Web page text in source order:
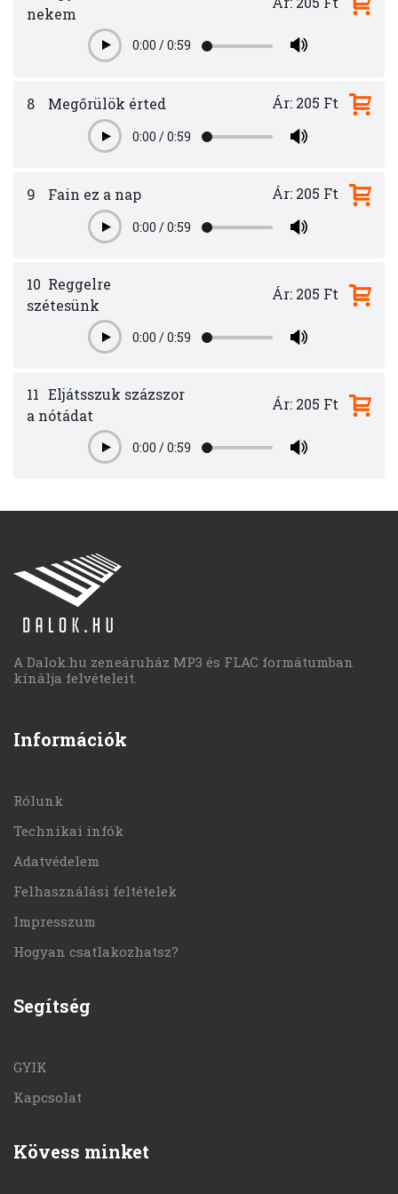
nekem
Play0:00 /0:59
8 Megőrülök érted
Play0:00 /0:59
Ár: 205 Ft
9 Fain ez a nap
Play0:00 /0:59
Ár: 205 Ft
10 Reggelre
szétesünk
Play0:00 /0:59
Ár: 205 Ft
11 Eljátsszuk százszor
a nótádat
Play0:00 /0:59
Ár: 205 Ft
A Dalok.hu zeneáruház MP3 és FLAC formátumban
kínálja felvételeit.
Információk
Rólunk
Technikai infók
Adatvédelem
Felhasználási feltételek
Impresszum
Hogyan csatlakozhatsz?
Segítség
GYIK
Kapcsolat
Kövess minket